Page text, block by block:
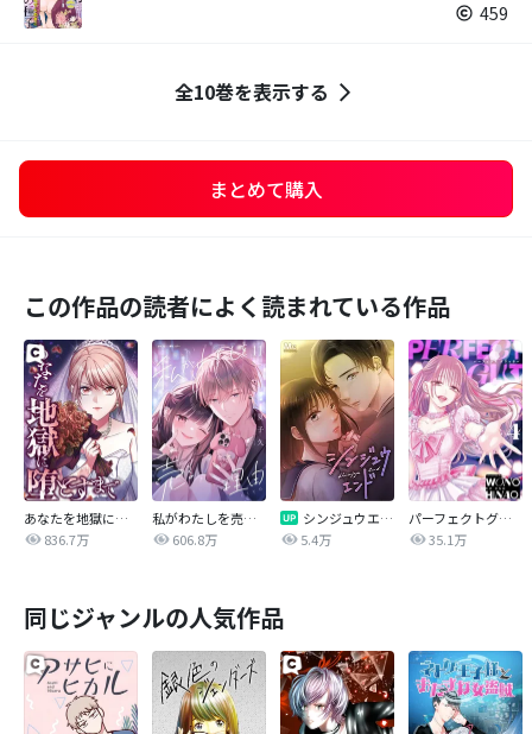
459
全10巻を表示する
まとめて購入
この作品の読者によく読まれている作品
あなたを地獄に堕とすまで
836.7万
私がわたしを売る理由
606.8万
シンジュウエンド【タテヨミ】
5.4万
パーフェクトグリッター
35.1万
同じジャンルの人気作品